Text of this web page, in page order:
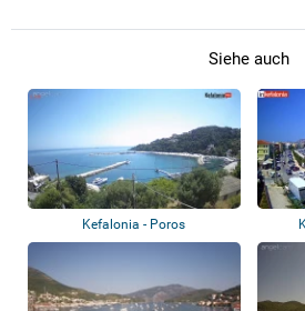
Siehe auch
Kefalonia - Poros